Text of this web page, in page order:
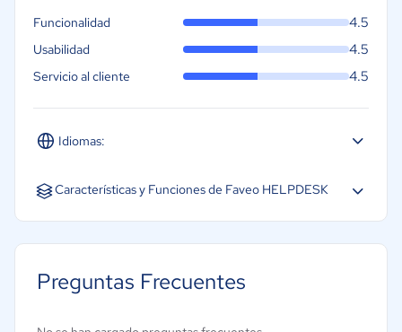
Idiomas:
Español Inglés
Funcionalidad 4.5
Usabilidad 4.5
Servicio al cliente 4.5
Características y Funciones de Faveo HELPDESK
Gestión de la base de conocimiento
Preguntas Frecuentes